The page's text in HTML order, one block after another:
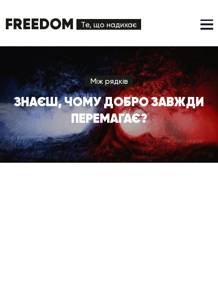
FREEDOM Те, що надихає
Між рядків
ЗНАЄШ, ЧОМУ ДОБРО ЗАВЖДИ
ПЕРЕМАГАЄ?